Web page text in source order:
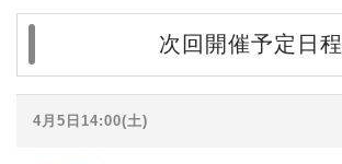
次回開催予定日程
4月5日14:00(土)